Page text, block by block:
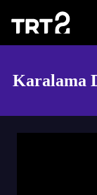
Karalama